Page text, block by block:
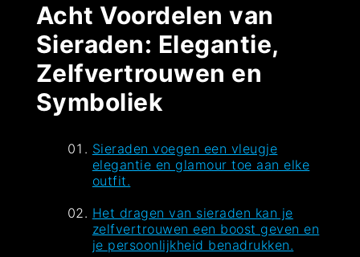
Acht Voordelen van
Sieraden: Elegantie,
Zelfvertrouwen en
Symboliek
Sieraden voegen een vleugje
elegantie en glamour toe aan elke
outfit.
Het dragen van sieraden kan je
zelfvertrouwen een boost geven en
je persoonlijkheid benadrukken.